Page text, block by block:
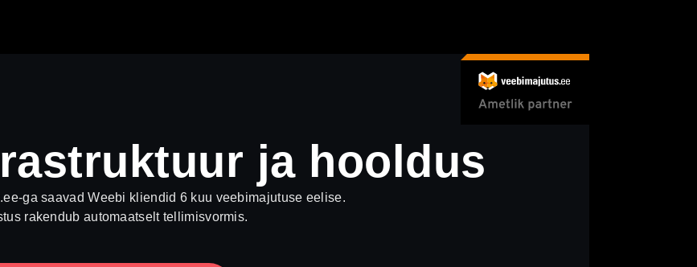
ja hooldus
ga saavad Weebi kliendid 6 kuu veebimajutuse eelise.
rakendub automaatselt tellimisvormis.